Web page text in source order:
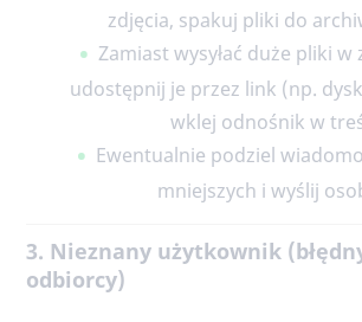
zdjęcia, spakuj pliki do
Zamiast wysyłać duże pliki w
udostępnij je przez link (np.
wklej odnośnik w
Ewentualnie podziel
mniejszych i wyślij
3. Nieznany użytkownik
odbiorcy)